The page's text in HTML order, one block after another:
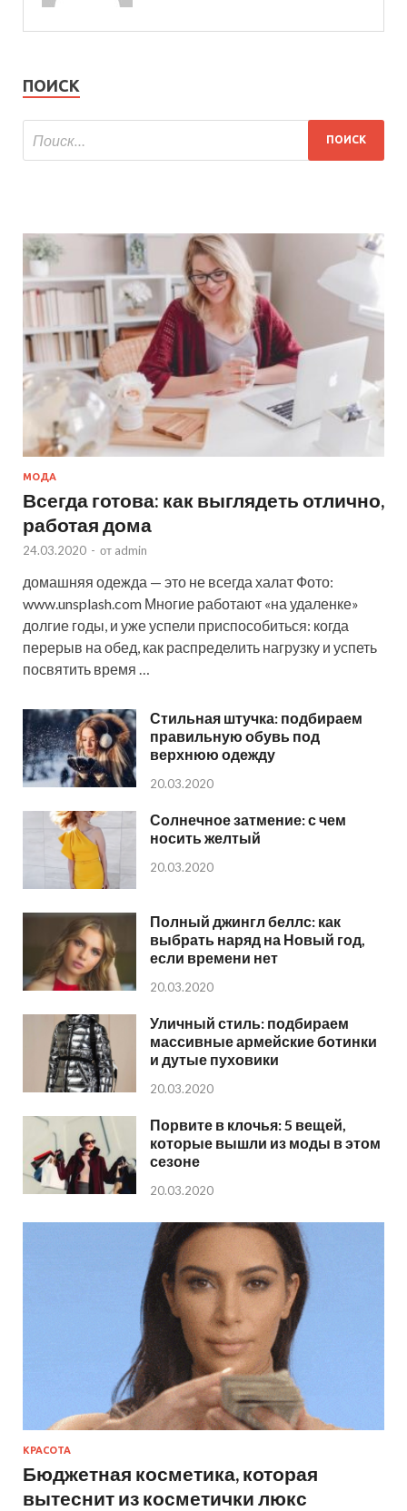
ПОИСК
МОДА
Всегда готова: как выглядеть отлично,
работая дома
24.03.2020 - от admin
домашняя одежда — это не всегда халат Фото:
www.unsplash.com Многие работают «на удаленке»
долгие годы, и уже успели приспособиться: когда
перерыв на обед, как распределить нагрузку и успеть
посвятить время …
Стильная штучка: подбираем
правильную обувь под
верхнюю одежду
20.03.2020
Солнечное затмение: с чем
носить желтый
20.03.2020
Полный джингл беллс: как
выбрать наряд на Новый год,
если времени нет
20.03.2020
Уличный стиль: подбираем
массивные армейские ботинки
и дутые пуховики
20.03.2020
Порвите в клочья: 5 вещей,
которые вышли из моды в этом
сезоне
20.03.2020
КРАСОТА
Бюджетная косметика, которая
вытеснит из косметички люкс